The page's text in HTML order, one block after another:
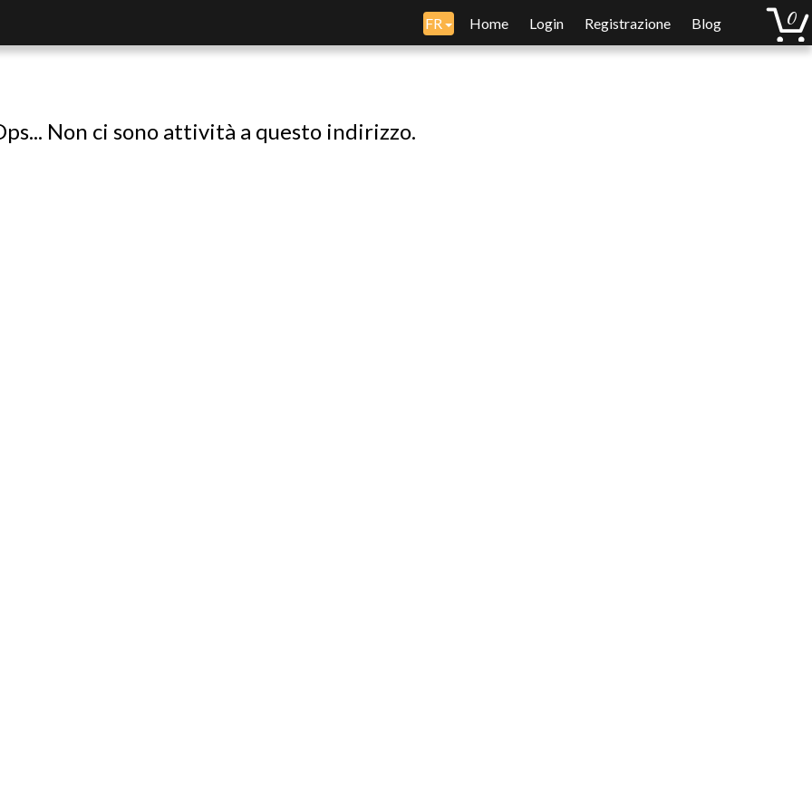
FR Home Login Registrazione Blog
Non ci sono attività a questo indirizzo.